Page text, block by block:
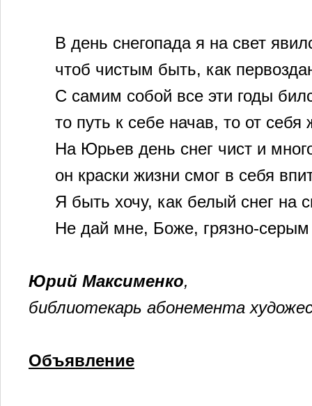
В день снегопада я на свет
чтоб чистым быть, как
С самим собой все эти годы
то путь к себе начав, то от себя
На Юрьев день снег чист и
он краски жизни смог в себя
Я быть хочу, как белый снег на
Не дай мне, Боже, грязно-серым
Юрий Максименко,
библиотекарь абонемента
Объявление